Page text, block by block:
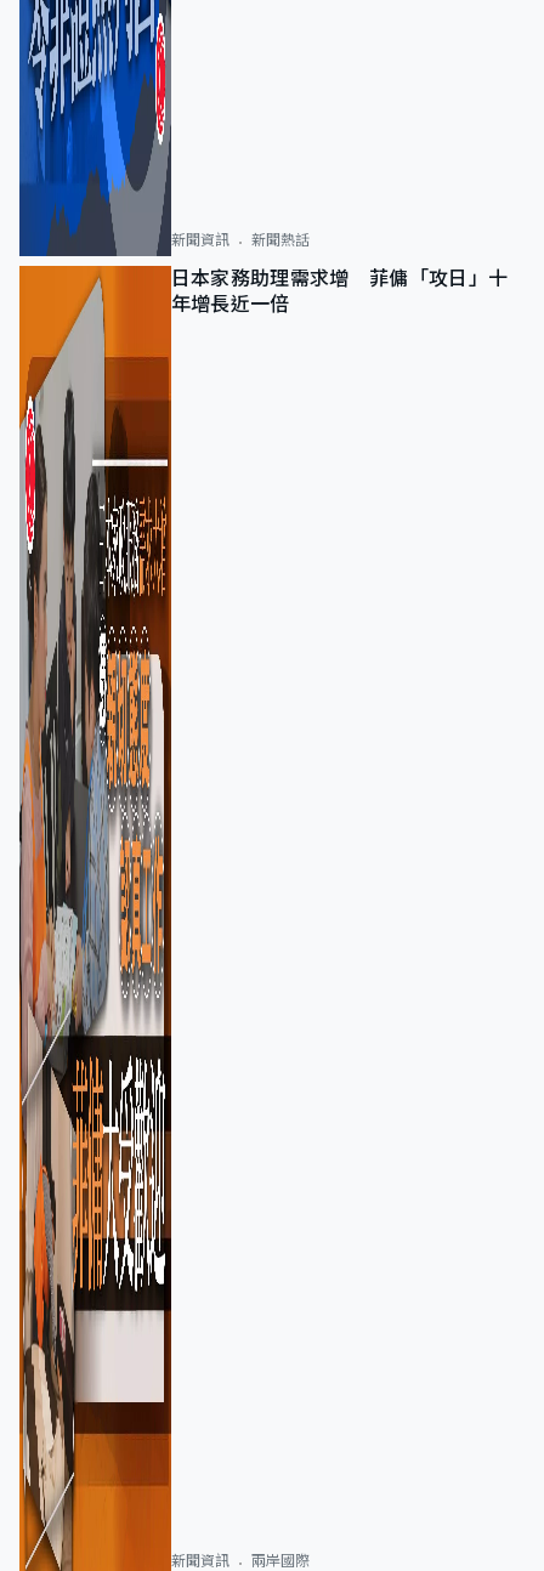
新聞資訊 新聞熱話
日本家務助理需求增 菲傭「攻日」十
年增長近一倍
新聞資訊 兩岸國際